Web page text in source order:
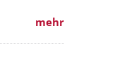
mehr